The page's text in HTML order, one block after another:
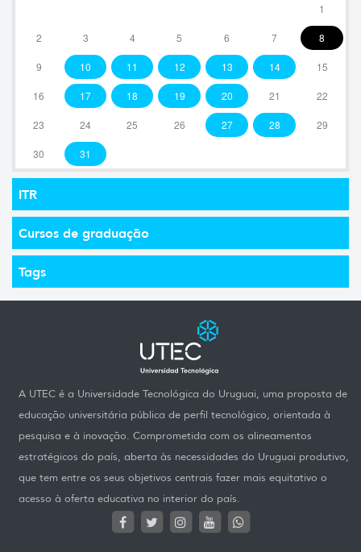
1
2 3 4 5 6 7 8
9 10 11 12 13 14 15
16 17 18 19 20 21 22
23 24 25 26 27 28 29
30 31
ITR
Cursos de graduação
Tags
A UTEC é a Universidade Tecnológica do Uruguai, uma proposta de
educação universitária pública de perfil tecnológico, orientada à
pesquisa e à inovação. Comprometida com os alineamentos
estratégicos do país, aberta às necessidades do Uruguai produtivo,
que tem entre os seus objetivos centrais fazer mais equitativo o
acesso à oferta educativa no interior do país.